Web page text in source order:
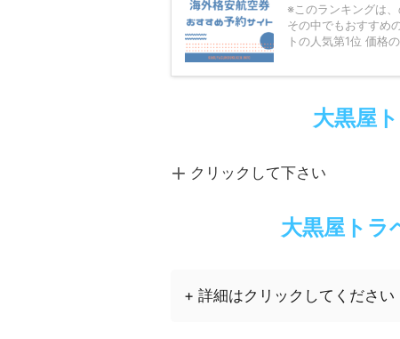
※このランキングは
その中でもおすすめ
トの人気第1位 価格
大黒屋
クリックして下さい
大黒屋トラ
+ 詳細はクリックしてください